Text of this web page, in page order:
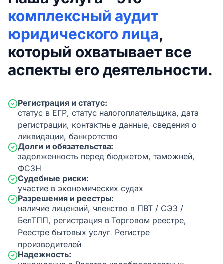
комплексный аудит
юридического лица,
который охватывает все
аспекты его деятельности.
Регистрация и статус:
статус в ЕГР, статус налогоплательщика, дата
регистрации, контактные данные, сведения о
ликвидации, банкротство
Долги и обязательства:
задолженность перед бюджетом, таможней,
ФСЗН
Судебные риски:
участие в экономических судах
Разрешения и реестры:
наличие лицензий, членство в ПВТ / СЭЗ /
БелТПП, регистрация в Торговом реестре,
Реестре бытовых услуг, Регистре
производителей
Надежность: